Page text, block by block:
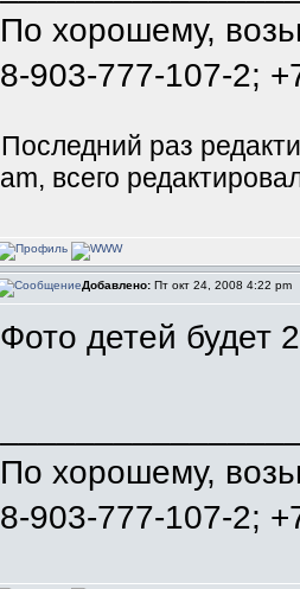
По хорошему,
8-903-777-107-2;
Последний раз
am, всего
Добавлено: Пт окт 24, 2008 4:22 pm
Фото детей будет
По хорошему,
8-903-777-107-2;